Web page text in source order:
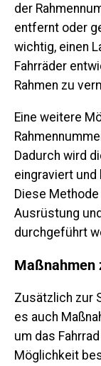
der
entfernt oder
wichtig, einen
Fahrräder
Rahmen zu
Eine weitere
Dadurch wird
eingraviert
Diese
Ausrüstung
durchgeführt
Maßnahmen
Zusätzlich zur
es auch
um das
Möglichkeit